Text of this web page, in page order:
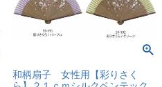
和柄扇子 女性用【彩りさく